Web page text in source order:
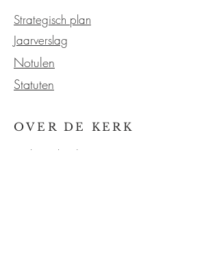
Strategisch plan
Jaarverslag
Notulen
Statuten
OVER DE KERK
Kerkgeschiedenis